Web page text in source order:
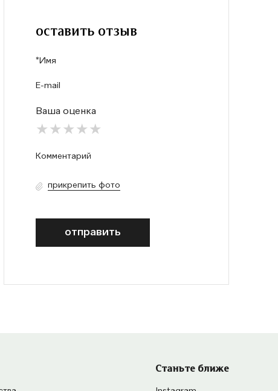
оставить отзыв
Ваша оценка
прикрепить фото
отправить
Станьте ближе